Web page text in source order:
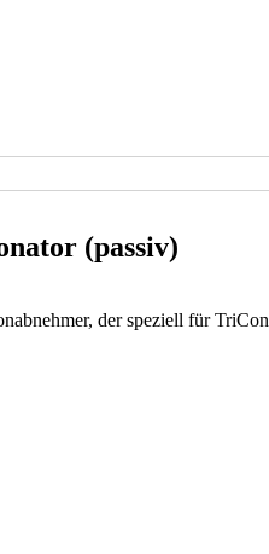
(passiv)
der speziell für